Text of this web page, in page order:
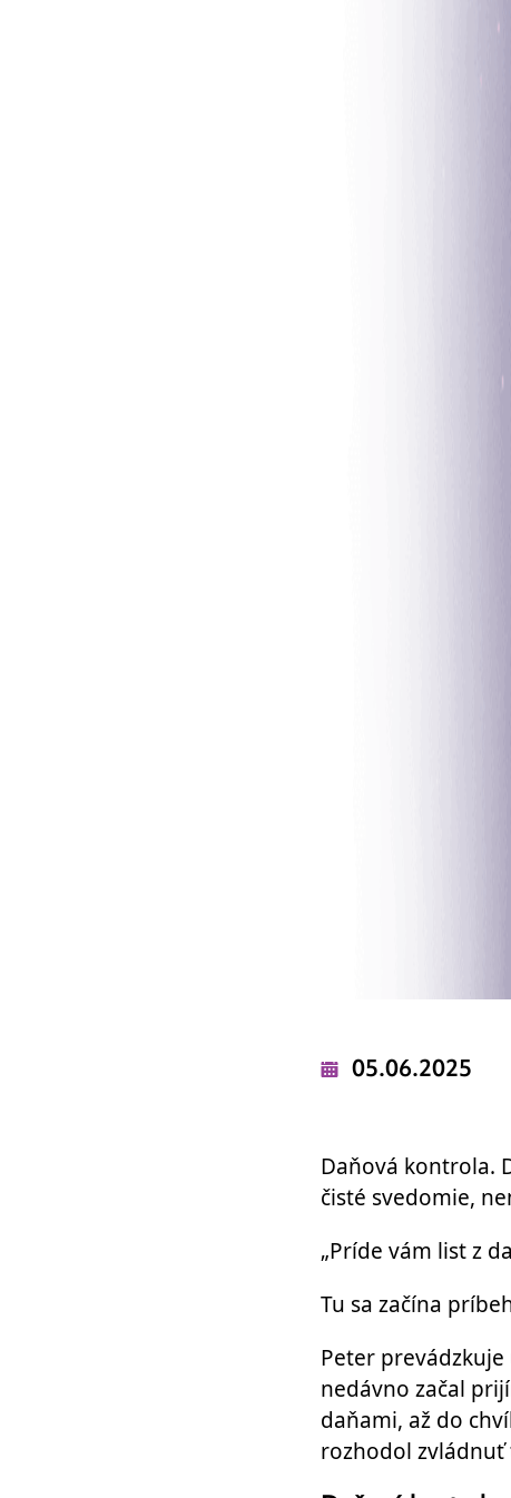
05.06.2025
Daňová kontrola.
čisté svedomie,
„Príde vám list z
Tu sa začína
Peter
nedávno začal
daňami, až do
rozhodol zvládnuť